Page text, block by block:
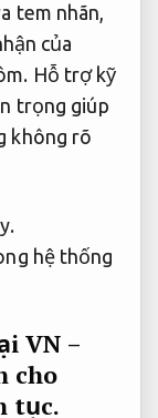
tem nhãn,
của
Hỗ trợ kỹ
trọng giúp
không rõ
VN –
cho
tục.